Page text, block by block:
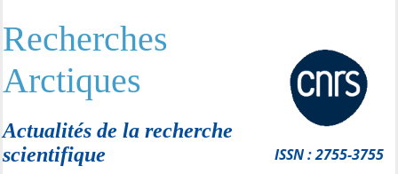
Recherches
Arctiques
Actualités de la recherche
scientifique
ISSN : 2755-3755